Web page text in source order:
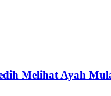
Melihat Ayah